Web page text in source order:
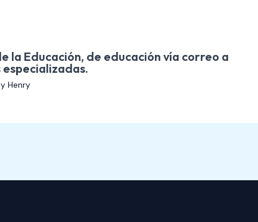
la Educación, de educación vía correo a
Henry